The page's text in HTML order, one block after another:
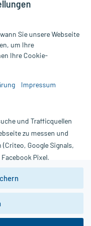
ausschließlich für
einen Arzt. Bitte
Webseite benutzt
wichtigen Hinweise in
einer Bestellung
Sie unsere Webseite
um Ihre
Ihre Cookie-
Impressum
und Trafficquellen
zu messen und
Google Signals,
Pixel,
gem. EU-
in Drittstaaten bzw.